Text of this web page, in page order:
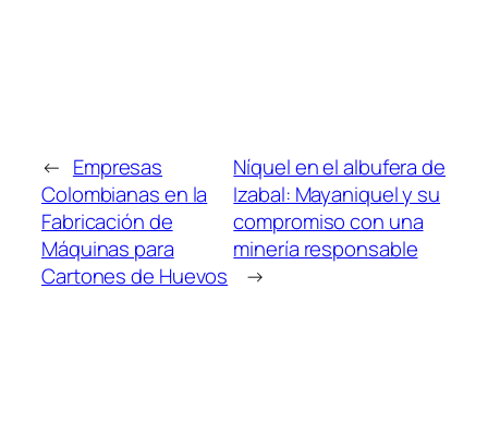
← Empresas
Colombianas en la
Fabricación de
Máquinas para
Cartones de Huevos
Níquel en el albufera de
Izabal: Mayaniquel y su
compromiso con una
minería responsable
→